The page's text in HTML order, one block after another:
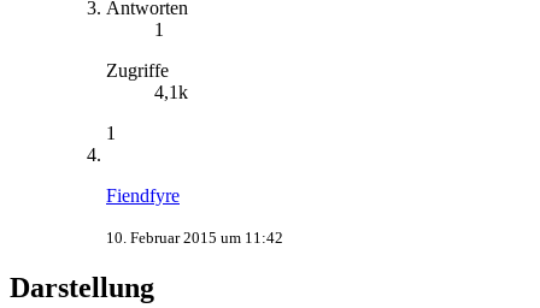
Antworten
1
Zugriffe
4,1k
1
Fiendfyre
10. Februar 2015 um 11:42
Darstellung